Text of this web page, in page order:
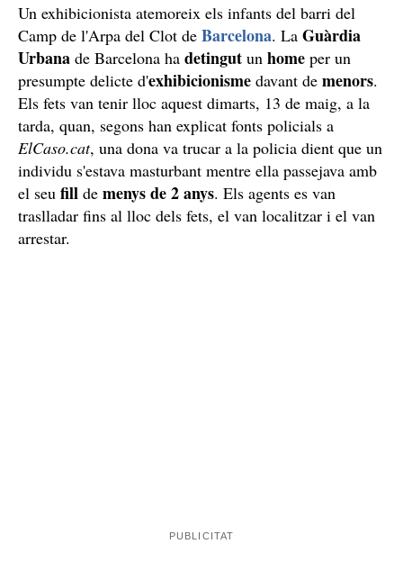
Un exhibicionista atemoreix els infants del barri del
Camp de l'Arpa del Clot de Barcelona. La Guàrdia
Urbana de Barcelona ha detingut un home per un
presumpte delicte d'exhibicionisme davant de menors.
Els fets van tenir lloc aquest dimarts, 13 de maig, a la
tarda, quan, segons han explicat fonts policials a
ElCaso.cat, una dona va trucar a la policia dient que un
individu s'estava masturbant mentre ella passejava amb
el seu fill de menys de 2 anys. Els agents es van
traslladar fins al lloc dels fets, el van localitzar i el van
arrestar.